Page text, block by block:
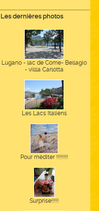
Les dernières photos
Lugano - lac de Come- Bellagio
- villla Carlotta
Les Lacs Italiens
Pour méditer !!!!!!!!
Surprise!!!!!